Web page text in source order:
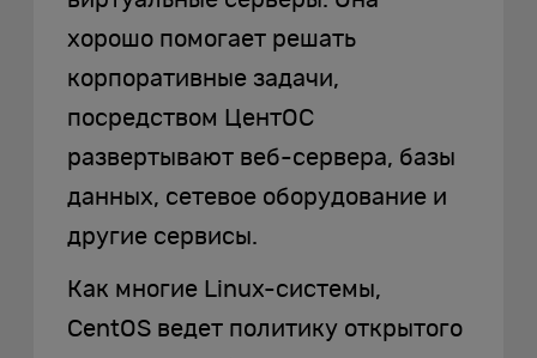
хорошо помогает решать
корпоративные задачи,
посредством ЦентОС
развертывают веб-сервера, базы
данных, сетевое оборудование и
другие сервисы.
Как многие Linux-системы,
CentOS ведет политику открытого